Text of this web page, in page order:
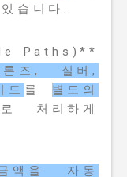
습니다.
Paths)**
론즈, 실버,
드 를 별도의
처리하게
액을 자동